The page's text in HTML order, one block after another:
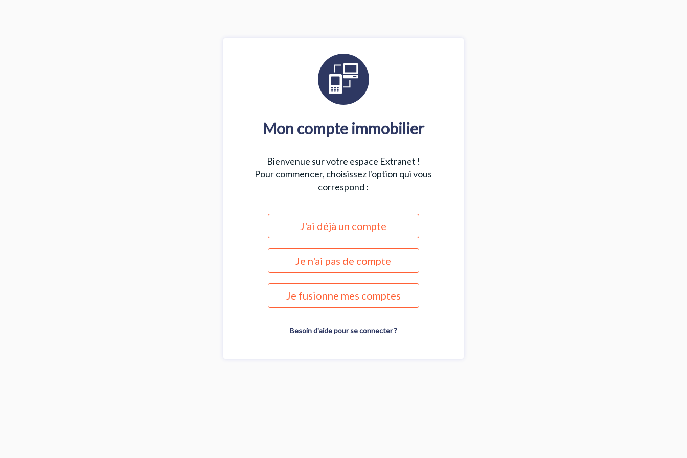
Mon compte immobilier
Bienvenue sur votre espace Extranet !
Pour commencer, choisissez l'option qui vous
correspond :
J'ai déjà un compte
Je n'ai pas de compte
Je fusionne mes comptes
Besoin d'aide pour se connecter ?